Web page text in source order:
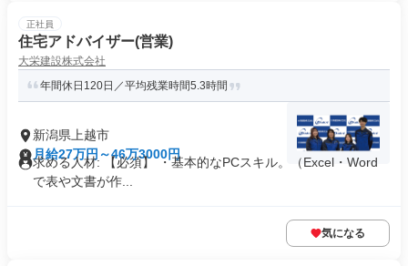
正社員
住宅アドバイザー(営業)
大栄建設株式会社
年間休日120日／平均残業時間5.3時間
新潟県上越市
月給27万円～46万3000円
求める人材: 【必須】 ・基本的なPCスキル。（Excel・Word
で表や文書が作...
気になる